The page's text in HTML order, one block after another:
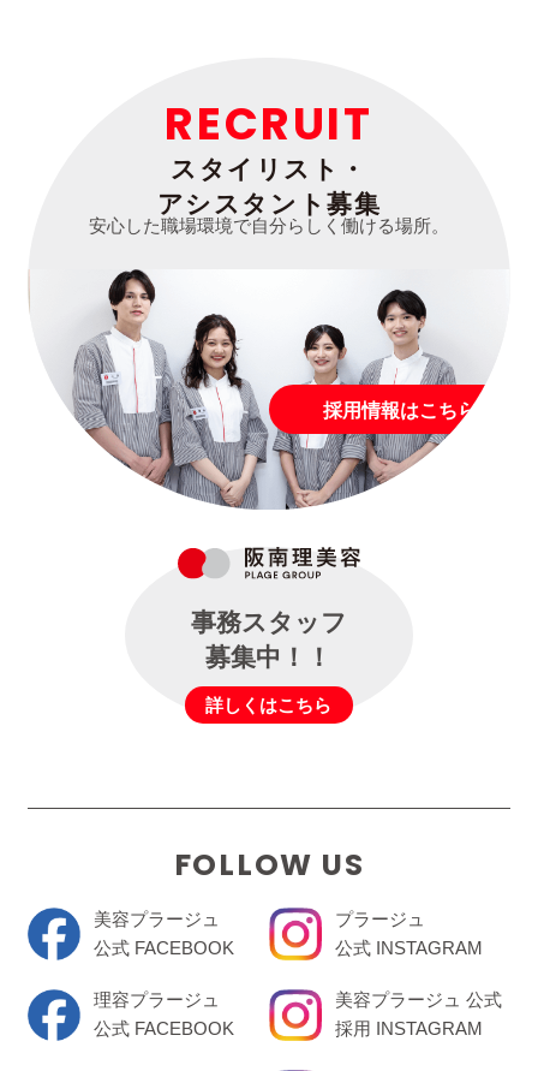
RECRUIT
スタイリスト・
アシスタント募集
安心した職場環境で自分らしく働ける場所。
採用情報はこちら
事務スタッフ
募集中！！
詳しくはこちら
FOLLOW US
美容プラージュ
公式 FACEBOOK
理容プラージュ
公式 FACEBOOK
プラージュ
公式 INSTAGRAM
美容プラージュ 公式
採用 INSTAGRAM